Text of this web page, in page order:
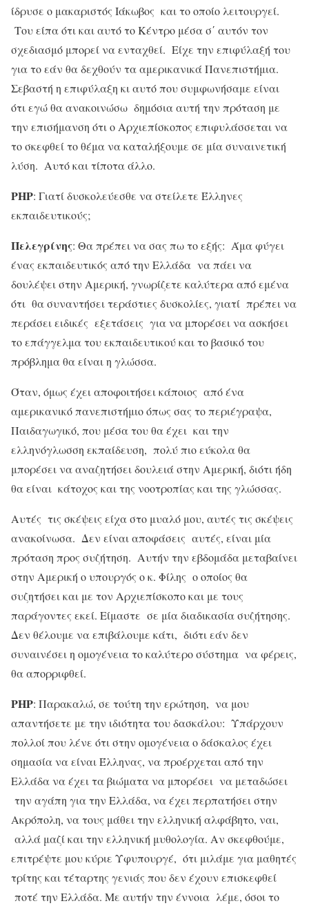
ίδρυσε ο μακαριστός Ιάκωβος και το οποίο λειτουργεί.
Του είπα ότι και αυτό το Κέντρο μέσα σ΄ αυτόν τον
σχεδιασμό μπορεί να ενταχθεί. Είχε την επιφύλαξή του
για το εάν θα δεχθούν τα αμερικανικά Πανεπιστήμια.
Σεβαστή η επιφύλαξη κι αυτό που συμφωνήσαμε είναι
ότι εγώ θα ανακοινώσω δημόσια αυτή την πρόταση με
την επισήμανση ότι ο Αρχιεπίσκοπος επιφυλάσσεται να
το σκεφθεί το θέμα να καταλήξουμε σε μία συναινετική
λύση. Αυτό και τίποτα άλλο.
ΡΗΡ: Γιατί δυσκολεύεσθε να στείλετε Έλληνες
εκπαιδευτικούς;
Πελεγρίνης: Θα πρέπει να σας πω το εξής: Άμα φύγει
ένας εκπαιδευτικός από την Ελλάδα να πάει να
δουλέψει στην Αμερική, γνωρίζετε καλύτερα από εμένα
ότι θα συναντήσει τεράστιες δυσκολίες, γιατί πρέπει να
περάσει ειδικές εξετάσεις για να μπορέσει να ασκήσει
το επάγγελμα του εκπαιδευτικού και το βασικό του
πρόβλημα θα είναι η γλώσσα.
Όταν, όμως έχει αποφοιτήσει κάποιος από ένα
αμερικανικό πανεπιστήμιο όπως σας το περιέγραψα,
Παιδαγωγικό, που μέσα του θα έχει και την
ελληνόγλωσση εκπαίδευση, πολύ πιο εύκολα θα
μπορέσει να αναζητήσει δουλειά στην Αμερική, διότι ήδη
θα είναι κάτοχος και της νοοτροπίας και της γλώσσας.
Αυτές τις σκέψεις είχα στο μυαλό μου, αυτές τις σκέψεις
ανακοίνωσα. Δεν είναι αποφάσεις αυτές, είναι μία
πρόταση προς συζήτηση. Αυτήν την εβδομάδα μεταβαίνει
στην Αμερική ο υπουργός ο κ. Φίλης ο οποίος θα
συζητήσει και με τον Αρχιεπίσκοπο και με τους
παράγοντες εκεί. Είμαστε σε μία διαδικασία συζήτησης.
Δεν θέλουμε να επιβάλουμε κάτι, διότι εάν δεν
συναινέσει η ομογένεια το καλύτερο σύστημα να φέρεις,
θα απορριφθεί.
ΡΗΡ: Παρακαλώ, σε τούτη την ερώτηση, να μου
απαντήσετε με την ιδιότητα του δασκάλου: Υπάρχουν
πολλοί που λένε ότι στην ομογένεια ο δάσκαλος έχει
σημασία να είναι Έλληνας, να προέρχεται από την
Ελλάδα να έχει τα βιώματα να μπορέσει να μεταδώσει
την αγάπη για την Ελλάδα, να έχει περπατήσει στην
Ακρόπολη, να τους μάθει την ελληνική αλφάβητο, ναι,
αλλά μαζί και την ελληνική μυθολογία. Αν σκεφθούμε,
επιτρέψτε μου κύριε Υφυπουργέ, ότι μιλάμε για μαθητές
τρίτης και τέταρτης γενιάς που δεν έχουν επισκεφθεί
ποτέ την Ελλάδα. Με αυτήν την έννοια λέμε, όσοι το